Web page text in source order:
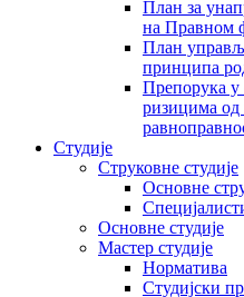
План за
на Правном
План
принципа
Препорука
ризицима од
Студије
Струковне студије
Основне
Основне студије
Мастер студије
Норматива
Студијски